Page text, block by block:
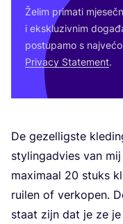
De gezel­lig­s­te
stylin­ga­dvi­es van
maxi­ma­al 20 stuks
ruilen of ver­ko­pen.
sta­at zijn dat je ze
Želim pri­ma­ti
i eks­klu­ziv­nim
pos­tu­pa­mo s
Pri­vacy Sta­te­ment.